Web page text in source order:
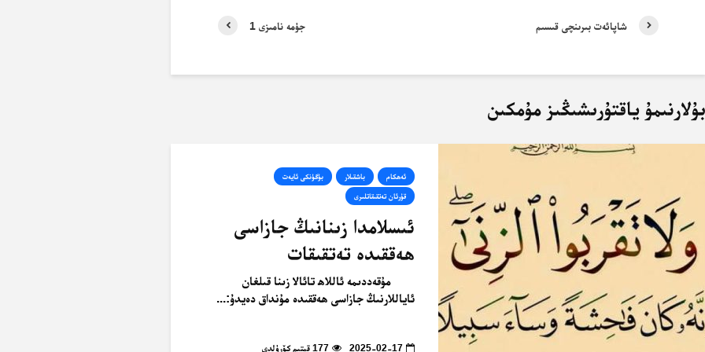
جۈمە نامىزى 1 شاپائەت بىرىنچى قىسىم
بۇلارنىمۇ ياقتۇرىشىڭىز مۇمكىن
ئەھكام باشقىلار بۈگۈنكى ئايەت
قۇرئان تەتقىقاتلىرى
ئىسلامدا زىنانىڭ جازاسى
ھەققىدە تەتقىقات
مۇقەددىمە ئاللاھ تائالا زىنا قىلغان
ئاياللارنىڭ جازاسى ھەققىدە مۇنداق دەيدۇ:...
2025-02-17 177 قېتىم كۆرۈلدى